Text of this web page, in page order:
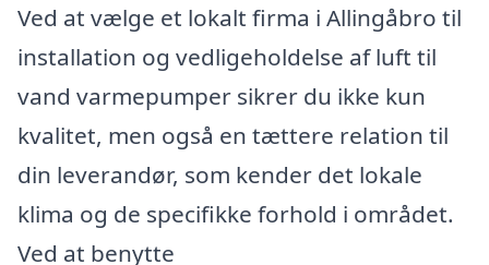
Ved at vælge et lokalt firma i Allingåbro til
installation og vedligeholdelse af luft til
vand varmepumper sikrer du ikke kun
kvalitet, men også en tættere relation til
din leverandør, som kender det lokale
klima og de specifikke forhold i området.
Ved at benytte